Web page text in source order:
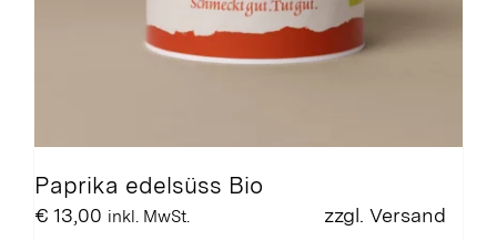
Paprika edelsüss Bio
€ 13,00 inkl. MwSt. zzgl. Versand